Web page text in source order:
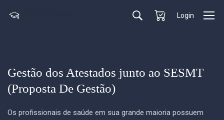
Login
Gestão dos Atestados junto ao SESMT
(Proposta De Gestão)
Os profissionais de saúde em sua grande maioria possuem